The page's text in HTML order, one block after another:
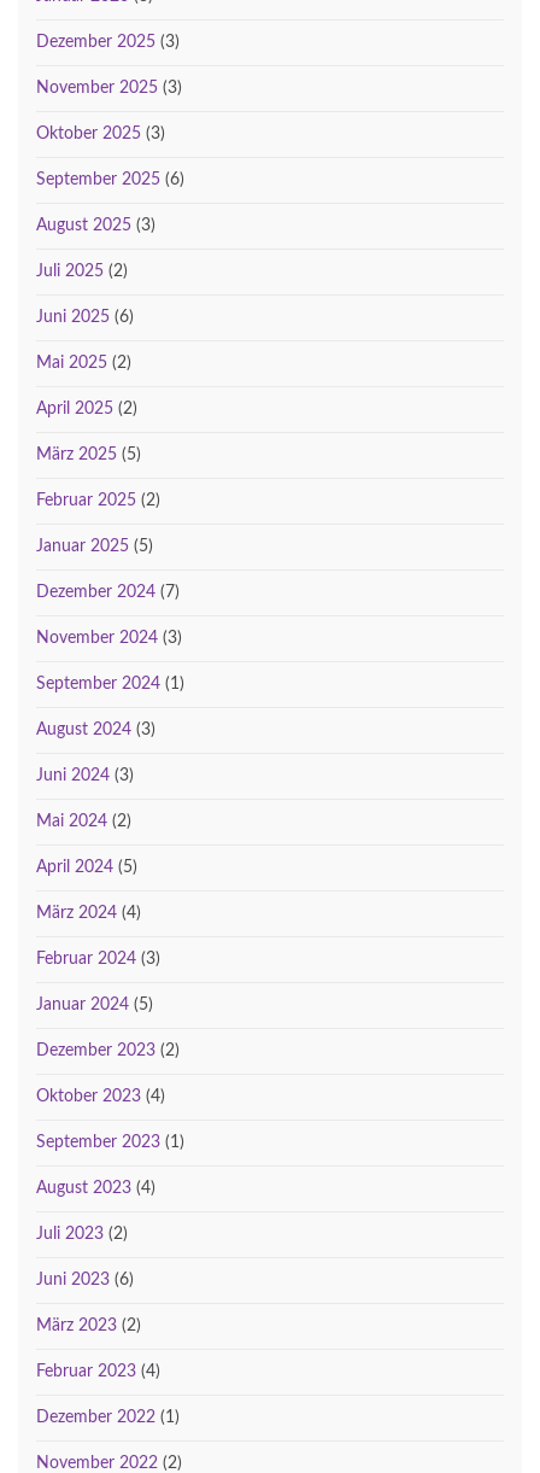
Dezember 2025 (3)
November 2025 (3)
Oktober 2025 (3)
September 2025 (6)
August 2025 (3)
Juli 2025 (2)
Juni 2025 (6)
Mai 2025 (2)
April 2025 (2)
März 2025 (5)
Februar 2025 (2)
Januar 2025 (5)
Dezember 2024 (7)
November 2024 (3)
September 2024 (1)
August 2024 (3)
Juni 2024 (3)
Mai 2024 (2)
April 2024 (5)
März 2024 (4)
Februar 2024 (3)
Januar 2024 (5)
Dezember 2023 (2)
Oktober 2023 (4)
September 2023 (1)
August 2023 (4)
Juli 2023 (2)
Juni 2023 (6)
März 2023 (2)
Februar 2023 (4)
Dezember 2022 (1)
November 2022 (2)